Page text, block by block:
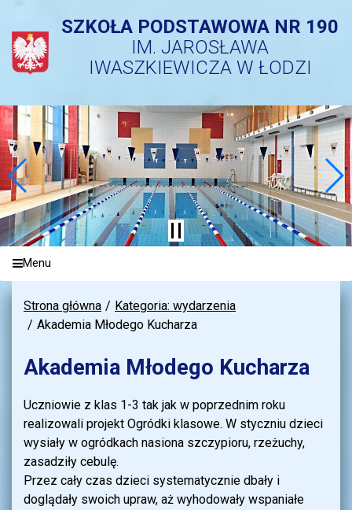
SZKOŁA PODSTAWOWA NR 190
IM. JAROSŁAWA
IWASZKIEWICZA W ŁODZI
Menu
Strona główna
Kategoria: wydarzenia
Akademia Młodego Kucharza
Akademia Młodego Kucharza
Uczniowie z klas 1-3 tak jak w poprzednim roku
realizowali projekt Ogródki klasowe. W styczniu dzieci
wysiały w ogródkach nasiona szczypioru, rzeżuchy,
zasadziły cebulę.
Przez cały czas dzieci systematycznie dbały i
doglądały swoich upraw, aż wyhodowały wspaniałe